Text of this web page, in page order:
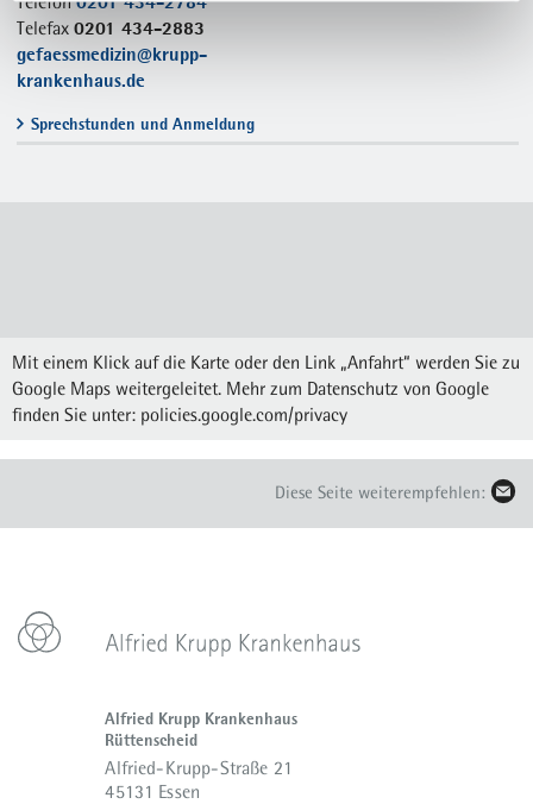
Telefax0201 434-2883
gefaessmedizin@krupp-
krankenhaus.de
Sprechstunden und Anmeldung
Mit einem Klick auf die Karte oder den Link „Anfahrt“ werden Sie zu
Google Maps weitergeleitet. Mehr zum Datenschutz von Google
finden Sie unter: policies.google.com/privacy
Diese Seite weiterempfehlen:
Alfried Krupp Krankenhaus
Rüttenscheid
Alfried-Krupp-Straße 21
45131 Essen